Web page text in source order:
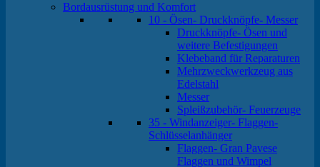
Bordausrüstung und Komfort
10 - Ösen- Druckknöpfe- Messer
Druckknöpfe- Ösen und
weitere Befestigungen
Klebeband für Reparaturen
Mehrzweckwerkzeug aus
Edelstahl
Messer
Spleißzubehör- Feuerzeuge
35 - Windanzeiger- Flaggen-
Schlüsselanhänger
Flaggen- Gran Pavese
Flaggen und Wimpel